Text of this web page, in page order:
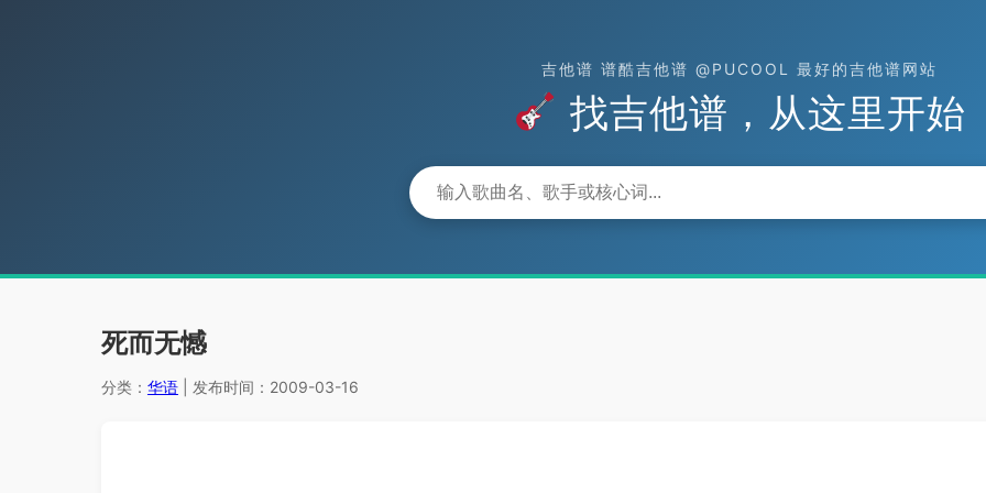
吉他谱 谱酷吉他谱 @PUCOOL 最好的吉他谱网站
找吉他谱，从这里开始
死而无憾
分类： 华语 | 发布时间：2009-03-16